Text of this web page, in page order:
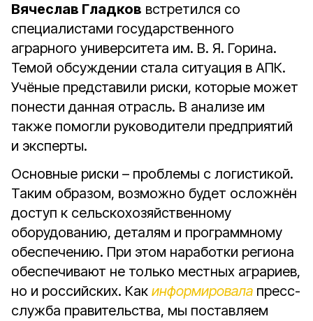
Вячеслав Гладков встретился со
специалистами государственного
аграрного университета им. В. Я. Горина.
Темой обсуждении стала ситуация в АПК.
Учёные представили риски, которые может
понести данная отрасль. В анализе им
также помогли руководители предприятий
и эксперты.
Основные риски – проблемы с логистикой.
Таким образом, возможно будет осложнён
доступ к сельскохозяйственному
оборудованию, деталям и программному
обеспечению. При этом наработки региона
обеспечивают не только местных аграриев,
но и российских. Как информировала пресс-
служба правительства, мы поставляем